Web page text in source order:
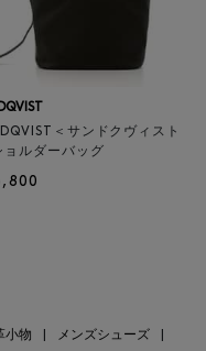
＜サンドクヴィスト
ョルダーバッグ
小物 メンズシューズ